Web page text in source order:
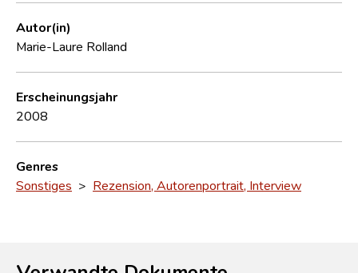
Autor(in)
Marie-Laure Rolland
Erscheinungsjahr
2008
Genres
Sonstiges > Rezension, Autorenportrait, Interview